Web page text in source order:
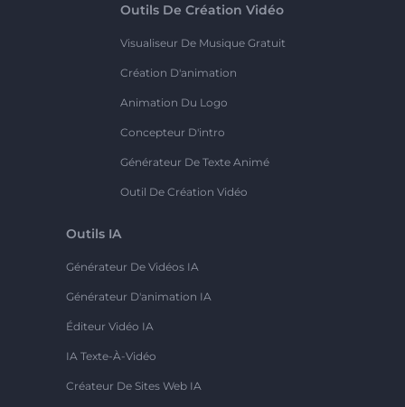
Outils De Création Vidéo
Visualiseur De Musique Gratuit
Création D'animation
Animation Du Logo
Concepteur D'intro
Générateur De Texte Animé
Outil De Création Vidéo
Outils IA
Générateur De Vidéos IA
Générateur D'animation IA
Éditeur Vidéo IA
IA Texte-À-Vidéo
Créateur De Sites Web IA